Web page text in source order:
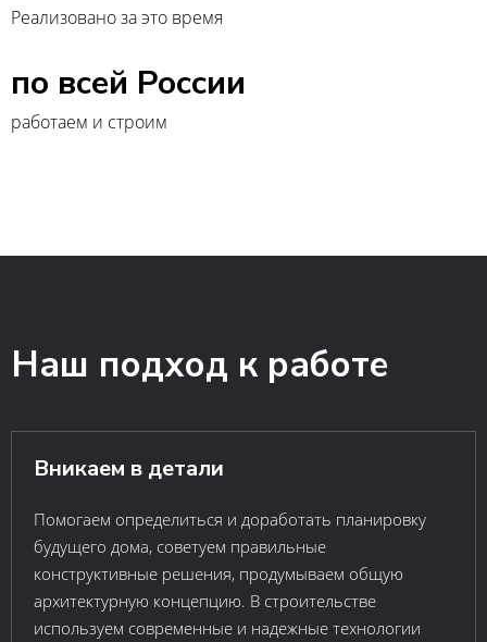
Реализовано за это время
по всей России
работаем и строим
Наш подход к работе
Вникаем в детали
Помогаем определиться и доработать планировку
будущего дома, советуем правильные
конструктивные решения, продумываем общую
архитектурную концепцию. В строительстве
используем современные и надежные технологии